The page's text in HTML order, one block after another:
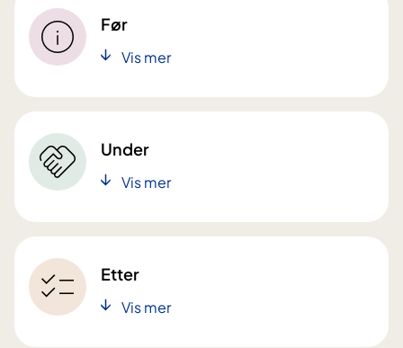
Før
Vis mer
Under
Vis mer
Etter
Vis mer